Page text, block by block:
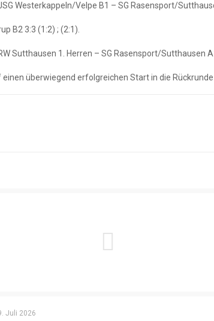
Westerkappeln/Velpe B1 – SG Rasensport/
B2 3:3 (1:2) ; (2:1).
Sutthausen 1. Herren – SG Rasensport/Sutthausen
überwiegend erfolgreichen Start in die Rückrunde
Juli 2026